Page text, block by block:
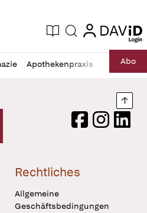
Zeitung
Aktuelle Ausgabe
Suche login
login
Apothekenpraxis RechtAbo
Logo
FacebookInstagram
Rechtliches
Allgemeine
Geschäftsbedingungen